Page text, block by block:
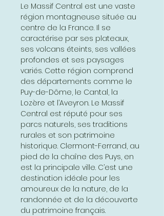
Le Massif Central est une vaste
région montagneuse située au
centre de la France. Il se
caractérise par ses plateaux,
ses volcans éteints, ses vallées
profondes et ses paysages
variés. Cette région comprend
des départements comme le
Puy-de-Dôme, le Cantal, la
Lozère et l’Aveyron. Le Massif
Central est réputé pour ses
parcs naturels, ses traditions
rurales et son patrimoine
historique. Clermont-Ferrand, au
pied de la chaîne des Puys, en
est la principale ville. C’est une
destination idéale pour les
amoureux de la nature, de la
randonnée et de la découverte
du patrimoine français.